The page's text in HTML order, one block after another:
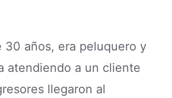
30 años, era peluquero y
atendiendo a un cliente
llegaron al